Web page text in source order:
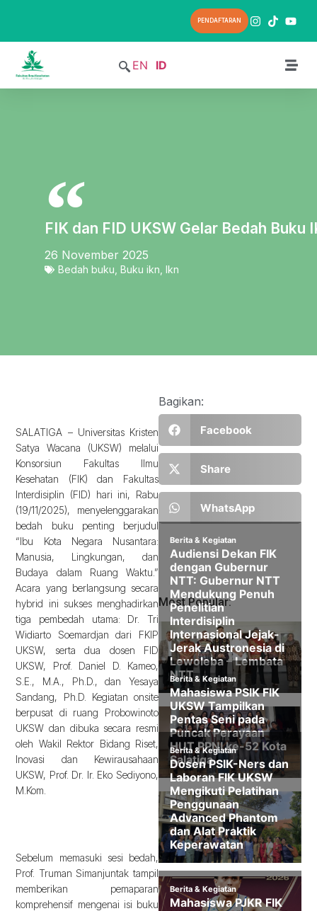
PENDAFTARAN
EN ID
FIK dan FID UKSW Gelar Bedah Buku
26 November 2025
Bedah buku Buku ikn Ikn
SALATIGA – Universitas Kristen
Satya Wacana (UKSW) melalui
Konsorsiun Fakultas Ilmu
Kesehatan (FIK) dan Fakultas
Interdisiplin (FID) hari ini, Rabu
(19/11/2025), menyelenggarakan
bedah buku penting berjudul
“Ibu Kota Negara Nusantara:
Manusia, Lingkungan, dan
Budaya dalam Ruang Waktu.”
Acara yang berlangsung secara
hybrid ini sukses menghadirkan
tiga pembedah utama: Dr. Tri
Widiarto Soemardjan dari FKIP
UKSW, serta dua dosen FID
UKSW, Prof. Daniel D. Kameo,
S.E., M.A., Ph.D., dan Yesaya
Sandang, Ph.D. Kegiatan onsite
berpusat di ruang Probowinoto
UKSW dan dibuka secara resmi
oleh Wakil Rektor Bidang Riset,
Inovasi dan Kewirausahaan
UKSW, Prof. Dr. Ir. Eko Sediyono,
M.Kom.
Sebelum memasuki sesi bedah,
Prof. Truman Simanjuntak tampil
memberikan pemaparan
komprehensif mengenai isi buku
Bagikan:
Facebook
Share
WhatsApp
Most Popular: